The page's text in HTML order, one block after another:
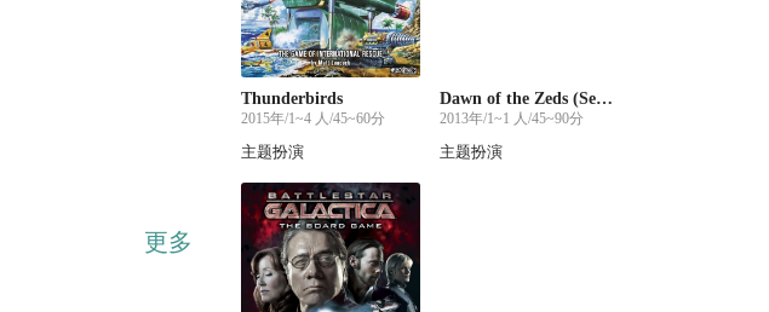
更多
Thunderbirds
2015年/1~4 人/45~60分
主题扮演
Dawn of the Zeds (Second edition)
2013年/1~1 人/45~90分
主题扮演